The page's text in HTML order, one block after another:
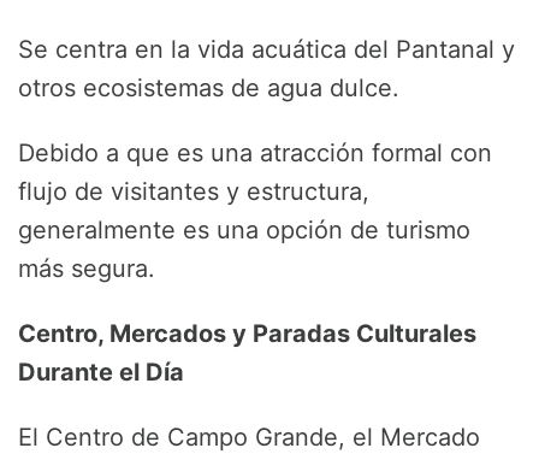
Se centra en la vida acuática del Pantanal y
otros ecosistemas de agua dulce.
Debido a que es una atracción formal con
flujo de visitantes y estructura,
generalmente es una opción de turismo
más segura.
Centro, Mercados y Paradas Culturales
Durante el Día
El Centro de Campo Grande, el Mercado